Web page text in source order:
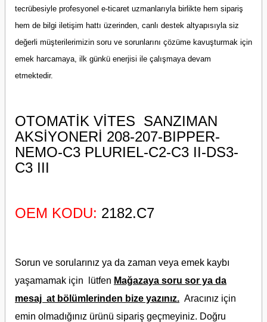
tecrübesiyle profesyonel e-ticaret uzmanlarıyla birlikte hem sipariş
hem de bilgi iletişim hattı üzerinden, canlı destek altyapısıyla siz
değerli müşterilerimizin soru ve sorunlarını çözüme kavuşturmak için
emek harcamaya, ilk günkü enerjisi ile çalışmaya devam
etmektedir.
OTOMATİK VİTES SANZIMAN
AKSİYONERİ 208-207-BIPPER-
NEMO-C3 PLURIEL-C2-C3 II-DS3-
C3 III
OEM KODU: 2182.C7
Sorun ve sorularınız ya da zaman veya emek kaybı
yaşamamak için lütfen Mağazaya soru sor ya da
mesaj at bölümlerinden bize yazınız. Aracınız için
emin olmadığınız ürünü sipariş geçmeyiniz. Doğru